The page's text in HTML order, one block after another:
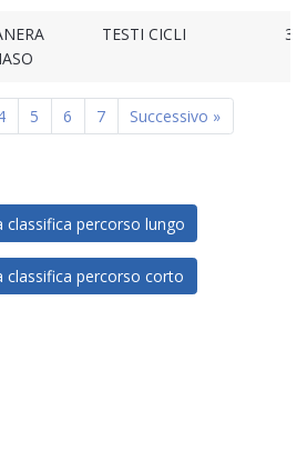
TESTI CICLI
5 6 7 Successivo »
classifica percorso lungo
classifica percorso corto